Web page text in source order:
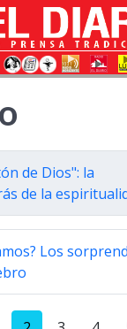
de Dios": la
de la
Los